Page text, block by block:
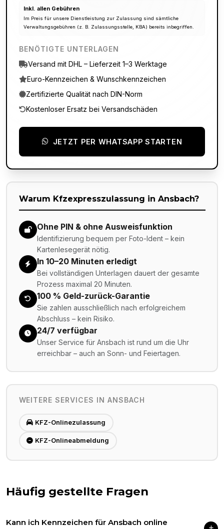
Inkl. allen Gebühren
Im Preis für unsere Dienstleistung zur Zulassung sind sämtliche
Verwaltungsgebühren (z. B. Zulassungsstelle, KBA) bereits inbegriffen.
BENÖTIGTE UNTERLAGEN
Versand mit DHL – Lieferzeit 1–3 Werktage
Euro-Kennzeichen & Wunschkennzeichen
Zertifizierte Qualität nach DIN-Norm
Kostenloser Ersatz bei Versandschäden
JETZT PER WHATSAPP STARTEN
Warum Kfzexpresszulassung in Ansbach?
Ohne PIN & ohne Ausweisfunktion
Identifizierung bequem per Foto-Ident – kein
Kartenlesegerät nötig.
In 10–20 Minuten erledigt
Bei vollständigen Unterlagen dauert der gesamte
Prozess maximal 20 Minuten.
100 % Geld-zurück-Garantie
Sie zahlen ausschließlich nach erfolgreichem
Abschluss – kein Risiko.
24/7 verfügbar
Unser Service für Ansbach ist rund um die Uhr
erreichbar – auch an Sonn- und Feiertagen.
WEITERE SERVICES INANSBACH
KFZ-Onlinezulassung
KFZ-Onlineabmeldung
Häufig gestellte Fragen
Kann ich Kennzeichen für Ansbach online